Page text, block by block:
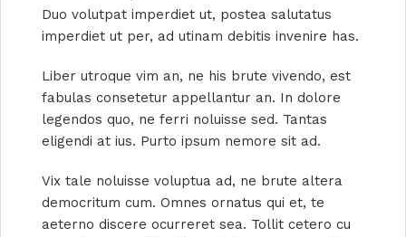
Duo volutpat imperdiet ut, postea salutatus
imperdiet ut per, ad utinam debitis invenire has.
Liber utroque vim an, ne his brute vivendo, est
fabulas consetetur appellantur an. In dolore
legendos quo, ne ferri noluisse sed. Tantas
eligendi at ius. Purto ipsum nemore sit ad.
Vix tale noluisse voluptua ad, ne brute altera
democritum cum. Omnes ornatus qui et, te
aeterno discere ocurreret sea. Tollit cetero cu